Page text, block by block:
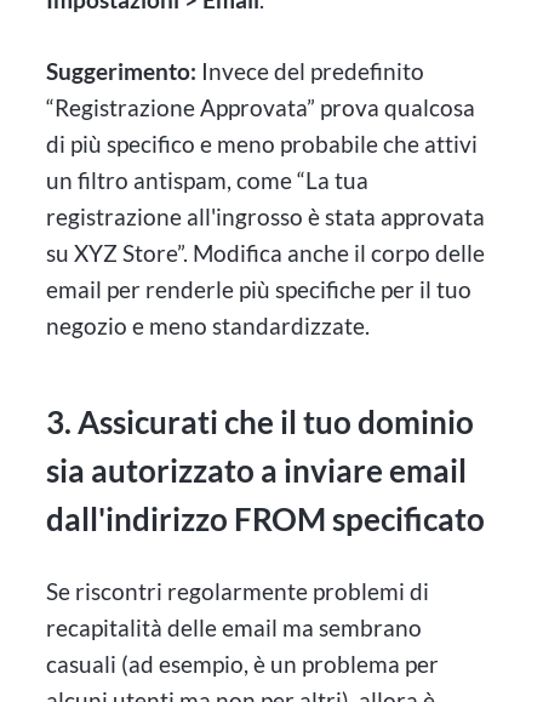
Suggerimento: Invece del predefinito
“Registrazione Approvata” prova qualcosa
di più specifico e meno probabile che attivi
un filtro antispam, come “La tua
registrazione all'ingrosso è stata approvata
su XYZ Store”. Modifica anche il corpo delle
email per renderle più specifiche per il tuo
negozio e meno standardizzate.
3. Assicurati che il tuo dominio
sia autorizzato a inviare email
dall'indirizzo FROM specificato
Se riscontri regolarmente problemi di
recapitalità delle email ma sembrano
casuali (ad esempio, è un problema per